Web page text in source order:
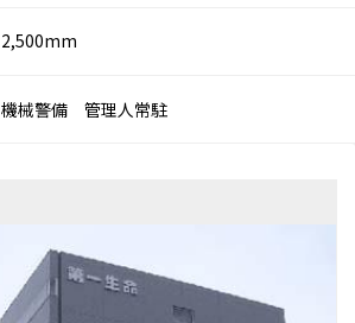
2,500mm
機械警備 管理人常駐